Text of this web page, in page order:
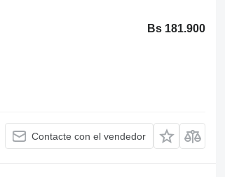
Bs 181.900
Contacte con el vendedor